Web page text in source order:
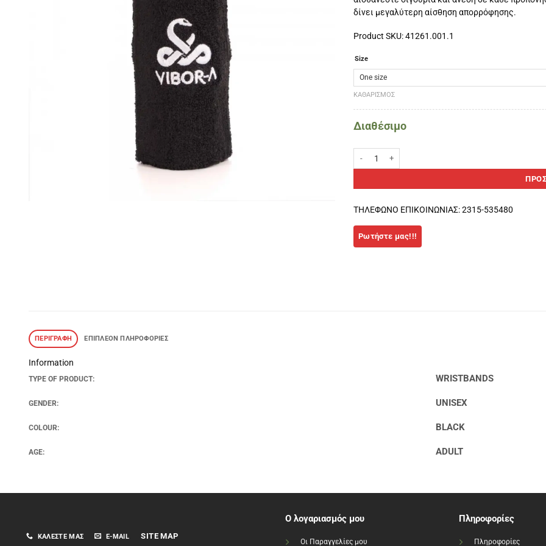
δίνει μεγαλύτερη αίσθηση απορρόφησης.
Product SKU: 41261.001.1
Size
ΚΑΘΑΡΙΣΜΌΣ
Διαθέσιμο
ΤΗΛΕΦΩΝΟ ΕΠΙΚΟΙΝΩΝΙΑΣ: 2315-535480
ΠΕΡΙΓΡΑΦΉ ΕΠΙΠΛΈΟΝ ΠΛΗΡΟΦΟΡΊΕΣ
Information
TYPE OF PRODUCT: WRISTBANDS
GENDER: UNISEX
COLOUR: BLACK
AGE: ADULT
ΚΑΛΈΣΤΕ ΜΑΣ E-MAIL SITE MAP
Ο λογαριασμός μου
Οι Παραγγελίες μου
Πληροφορίες
Πληροφορίες